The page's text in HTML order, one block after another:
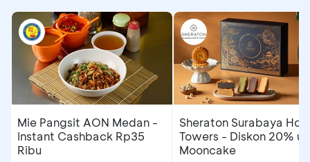
Mie Pangsit AON Medan -
Instant Cashback Rp35
Ribu
Sheraton Surabaya
Towers - Diskon 20%
Mooncake